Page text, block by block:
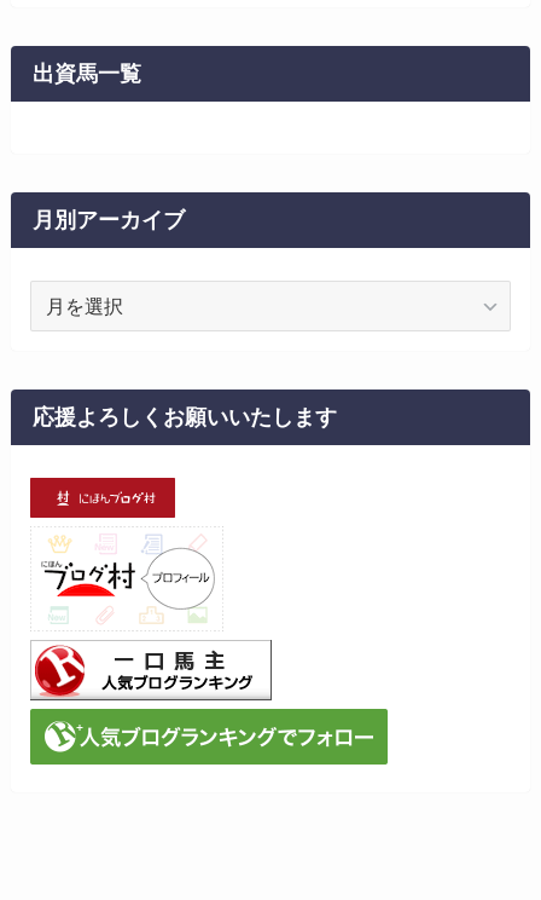
リ
ー
出資馬一覧
月別アーカイブ
ー
カ
イ
ブ
応援よろしくお願いいたします